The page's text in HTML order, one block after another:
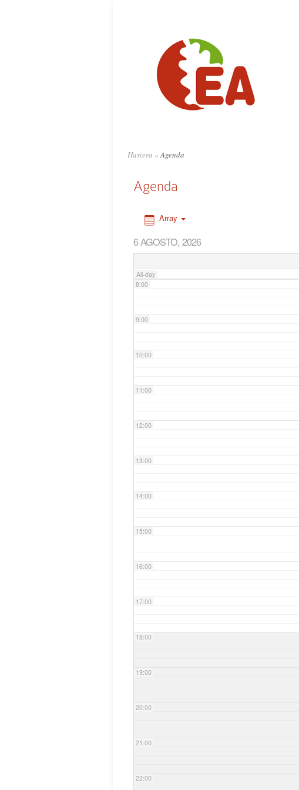
Hasiera »Agenda
Agenda
Array
6 AGOSTO, 2026
All-day
6:00
8:00
9:00
10:00
11:00
12:00
13:00
14:00
15:00
16:00
17:00
18:00
19:00
20:00
21:00
22:00